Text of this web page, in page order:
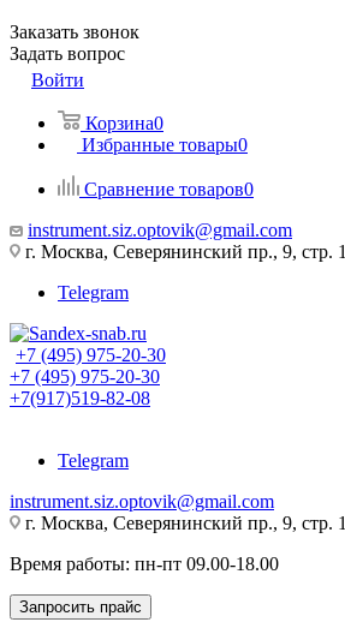
Заказать звонок
Задать вопрос
Войти
Корзина0
Избранные товары0
Сравнение товаров0
instrument.siz.optovik@gmail.com
г. Москва, Северянинский пр., 9, стр. 1
Telegram
+7 (495) 975-20-30
+7 (495) 975-20-30
+7(917)519-82-08
Telegram
instrument.siz.optovik@gmail.com
г. Москва, Северянинский пр., 9, стр. 1
Время работы: пн-пт 09.00-18.00
Запросить прайс